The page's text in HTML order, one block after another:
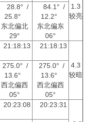
1.3
较亮
28.8° /
25.8°
东北偏北
29°
84.1° /
12.2°
东北偏东
06°
21:18:13 21:18:13
4.3
较暗
275.0° /
13.6°
西北偏西
05°
275.0° /
13.6°
西北偏西
05°
20:23:08 20:23:31